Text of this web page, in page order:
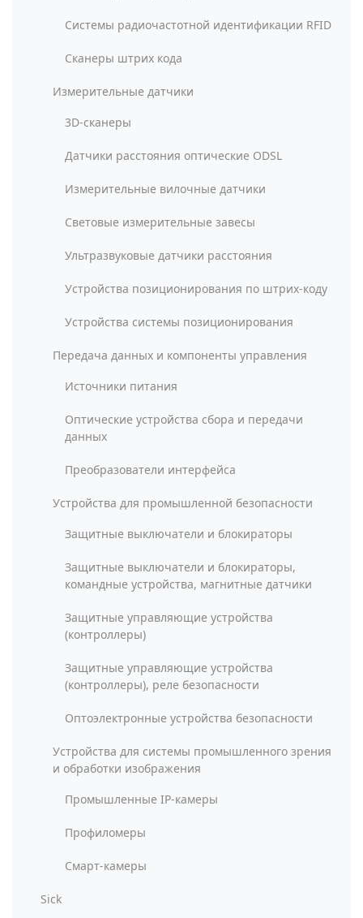
Системы радиочастотной идентификации RFID
Сканеры штрих кода
Измерительные датчики
3D-сканеры
Датчики расстояния оптические ODSL
Измерительные вилочные датчики
Световые измерительные завесы
Ультразвуковые датчики расстояния
Устройства позиционирования по штрих-коду
Устройства системы позиционирования
Передача данных и компоненты управления
Источники питания
Оптические устройства сбора и передачи
данных
Преобразователи интерфейса
Устройства для промышленной безопасности
Защитные выключатели и блокираторы
Защитные выключатели и блокираторы,
командные устройства, магнитные датчики
Защитные управляющие устройства
(контроллеры)
Защитные управляющие устройства
(контроллеры), реле безопасности
Оптоэлектронные устройства безопасности
Устройства для системы промышленного зрения
и обработки изображения
Промышленные IP-камеры
Профиломеры
Смарт-камеры
Sick